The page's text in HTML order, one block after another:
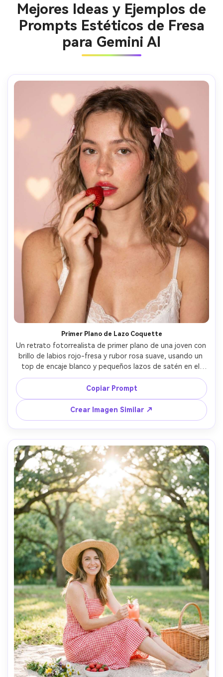
Mejores Ideas y Ejemplos de
Prompts Estéticos de Fresa
para Gemini AI
Primer Plano de Lazo Coquette
Un retrato fotorrealista de primer plano de una joven con
brillo de labios rojo-fresa y rubor rosa suave, usando un
top de encaje blanco y pequeños lazos de satén en el
cabello, sosteniendo una fresa fresca cerca de sus labios,
fondo crema pastel rosa con bokeh de corazones sutil,
flash suave en cámara con sombras suaves, tomado con
Canon EOS R5, 85mm f/1.4, profundidad de campo
reducida, fotografía editorial de belleza, textura de piel
ultrarrealista, alta resolución, gradación cálida de color
fresa, iluminación cinematográfica suave --ar 4:5
Copiar Prompt
Crear Imagen Similar ↗